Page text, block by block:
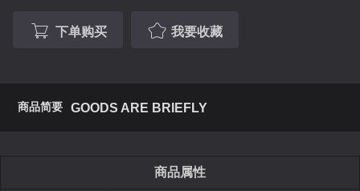
下单购买 我要收藏
商品简要 GOODS ARE BRIEFLY
商品属性